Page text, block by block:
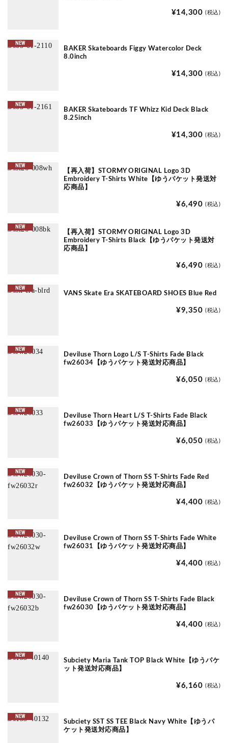
¥14,300 (税込)
NEW
BAKER Skateboards Figgy Watercolor Deck
8.0inch
¥14,300 (税込)
NEW
BAKER Skateboards TF Whizz Kid Deck Black
8.25inch
¥14,300 (税込)
NEW
【再入荷】STORMY ORIGINAL Logo 3D
Embroidery T-Shirts White【ゆうパケット発送対
応商品】
¥6,490 (税込)
NEW
【再入荷】STORMY ORIGINAL Logo 3D
Embroidery T-Shirts Black【ゆうパケット発送対
応商品】
¥6,490 (税込)
NEW
VANS Skate Era SKATEBOARD SHOES Blue Red
¥9,350 (税込)
NEW
Deviluse Thorn Logo L/S T-Shirts Fade Black
fw26034【ゆうパケット発送対応商品】
¥6,050 (税込)
NEW
Deviluse Thorn Heart L/S T-Shirts Fade Black
fw26033【ゆうパケット発送対応商品】
¥6,050 (税込)
NEW
Deviluse Crown of Thorn SS T-Shirts Fade Red
fw26032【ゆうパケット発送対応商品】
¥4,400 (税込)
NEW
Deviluse Crown of Thorn SS T-Shirts Fade White
fw26031【ゆうパケット発送対応商品】
¥4,400 (税込)
NEW
Deviluse Crown of Thorn SS T-Shirts Fade Black
fw26030【ゆうパケット発送対応商品】
¥4,400 (税込)
NEW
Subciety Maria Tank TOP Black White【ゆうパケ
ット発送対応商品】
¥6,160 (税込)
NEW
Subciety SST SS TEE Black Navy White【ゆうパ
ケット発送対応商品】